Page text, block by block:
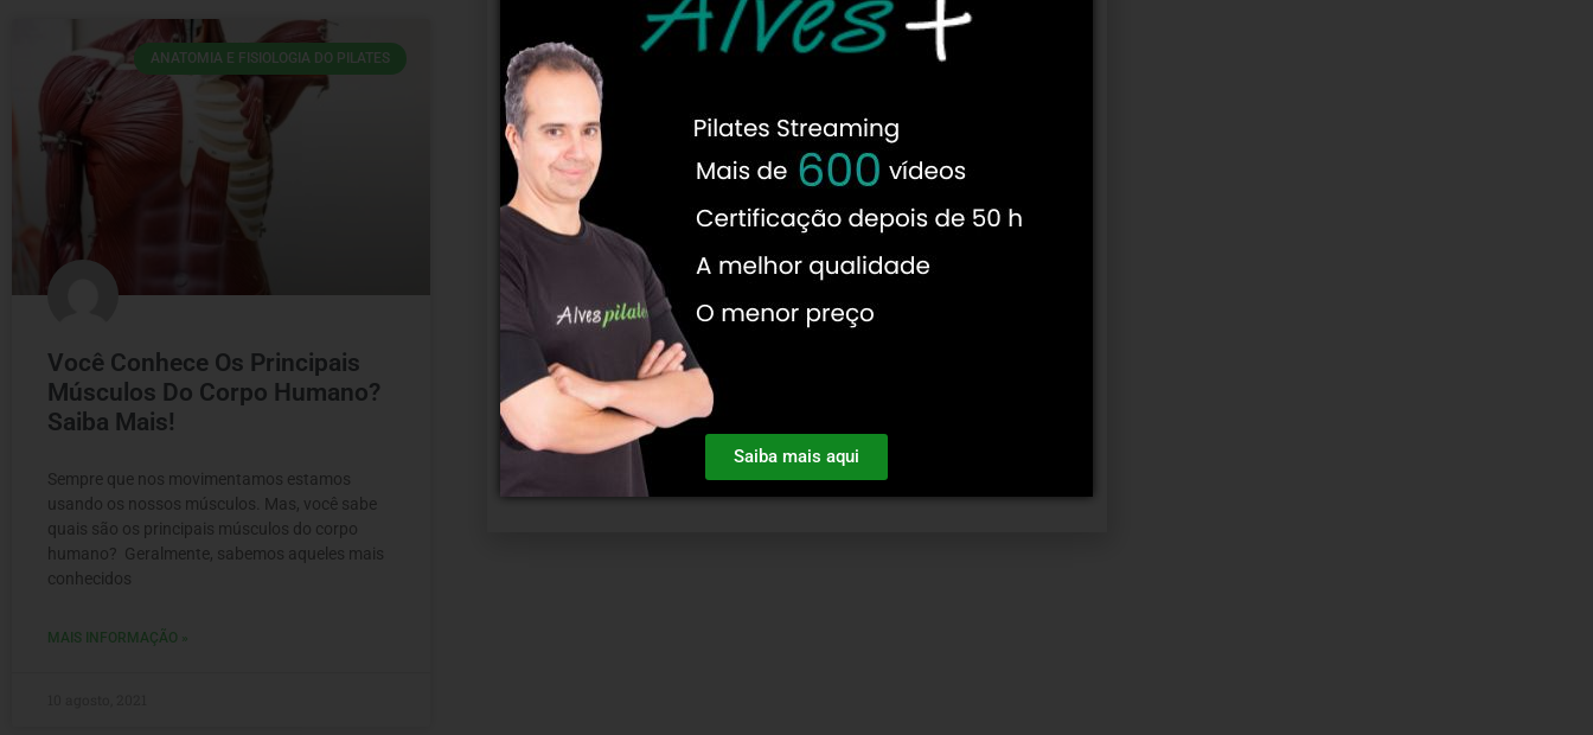
ANATOMIA E FISIOLOGIA DO PILATES
Você Conhece Os Principais
Músculos Do Corpo Humano?
Saiba Mais!
Sempre que nos movimentamos estamos
usando os nossos músculos. Mas, você sabe
quais são os principais músculos do corpo
humano? Geralmente, sabemos aqueles mais
conhecidos
MAIS INFORMAÇÃO »
Saiba mais aqui